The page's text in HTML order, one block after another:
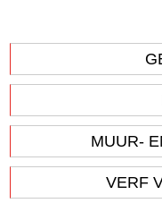
MUUR-
VERF